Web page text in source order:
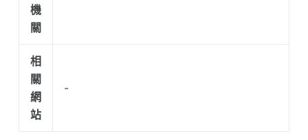
機
關
相
關
網
站
-